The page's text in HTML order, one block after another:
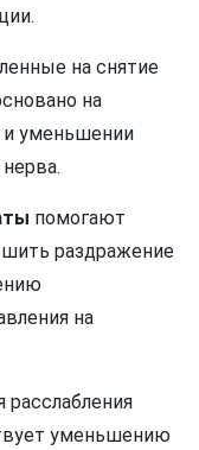
на снятие
на
и уменьшении
помогают
раздражение
на
расслабления
уменьшению